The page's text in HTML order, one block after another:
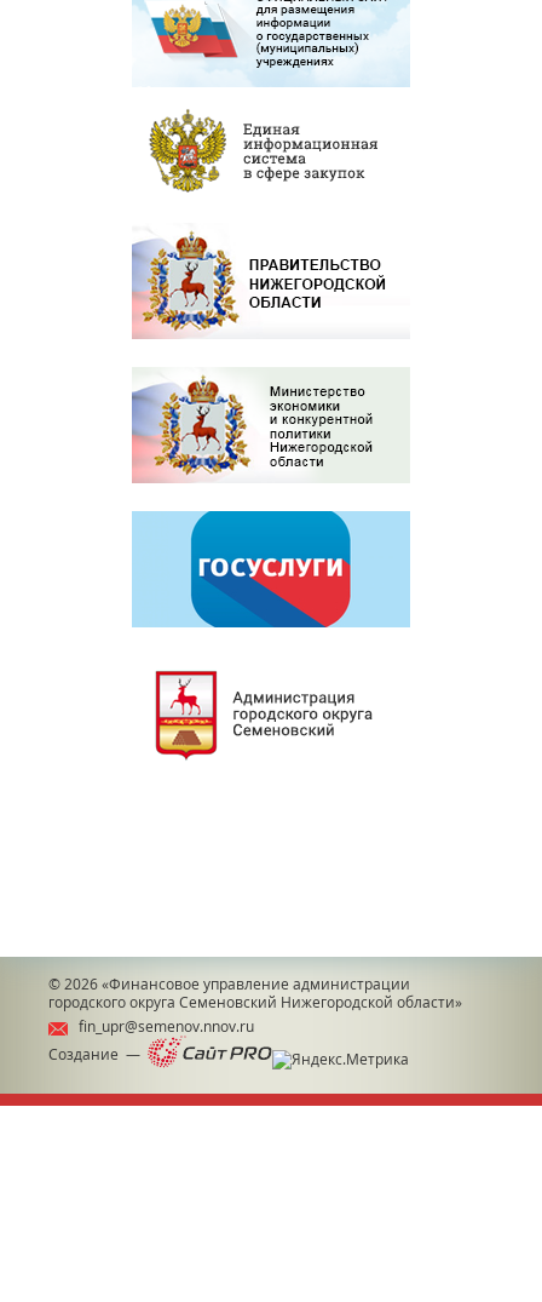
© 2026«Финансовое управление администрации
городского округа Семеновский Нижегородской области»
fin_upr@semenov.nnov.ru
Создание —